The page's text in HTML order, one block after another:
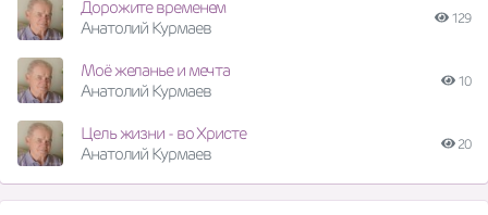
Дорожите временем
Анатолий Курмаев
129
Моё желанье и мечта
Анатолий Курмаев
10
Цель жизни - во Христе
Анатолий Курмаев
20